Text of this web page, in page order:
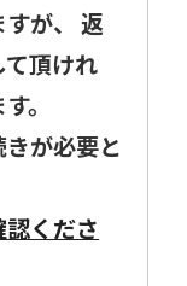
が、 返
頂けれ
。
が必要と
認くださ